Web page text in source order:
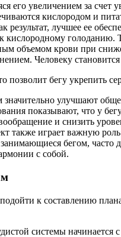
его увеличением за
кислородом и
лучшее ее
голоданию.
объемом крови при
Человеку
бегу укрепить
улучшают
показывают, что у
и снизить
играет важную
бегом,
с собой.
к составлению
системы